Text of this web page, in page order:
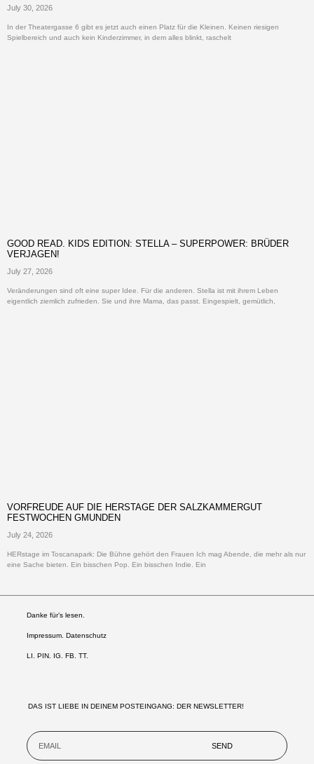
July 30, 2026
In der Theatergasse 6 gibt es jetzt auch einen Platz für die Kleinen. Keinen riesigen
Spielbereich und auch kein Kinderzimmer, in dem alles blinkt, raschelt
GOOD READ. KIDS EDITION: STELLA – SUPERPOWER: BRÜDER
VERJAGEN!
July 27, 2026
Veränderungen sind oft eine super Idee. Für die anderen. Stella ist mit ihrem Leben
eigentlich ziemlich zufrieden. Sie und ihre Mama, das passt. Eingespielt, gemütlich,
VORFREUDE AUF DIE HERSTAGE DER SALZKAMMERGUT
FESTWOCHEN GMUNDEN
July 24, 2026
HERstage im Toscanapark: Die Bühne gehört den Frauen Ich mag Abende, die mehr als nur
eine Sache bieten. Ein bisschen Pop. Ein bisschen Indie. Ein
Danke für’s lesen.
Impressum. Datenschutz
LI. PIN. IG. FB. TT.
DAS IST LIEBE IN DEINEM POSTEINGANG: DER NEWSLETTER!
SEND